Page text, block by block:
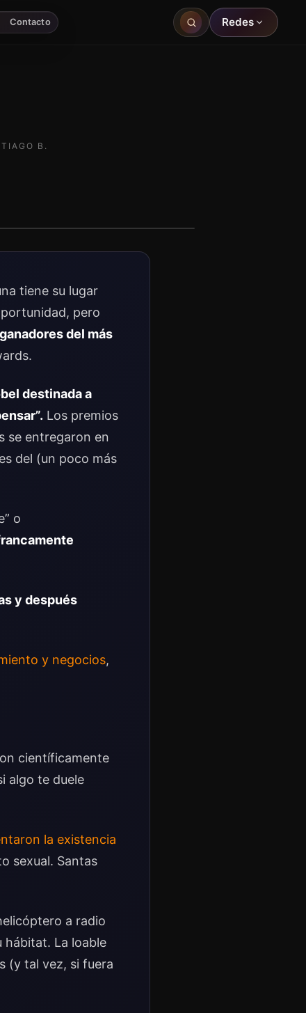
Contacto Redes
B.
tiene su lugar
pero
del más
destinada a
Los premios
se entregaron en
del (un poco más
o
y después
y negocios,
científicamente
algo te duele
la existencia
sexual. Santas
a radio
hábitat. La loable
(y tal vez, si fuera